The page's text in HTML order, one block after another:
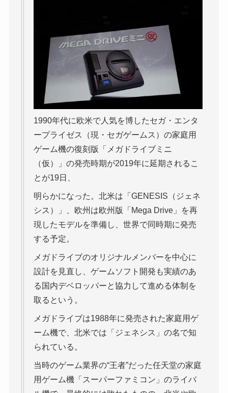
1990年代に欧米で人気を博したセガ・エンタ
ープライゼス（現・セガゲームス）の家庭用
ゲーム機の復刻版「メガドライブミニ
（仮）」の発売時期が2019年に延期されるこ
とが19日、
明らかになった。北米は「GENESIS（ジェネ
シス）」、欧州は欧州版「Mega Drive」を再
現したモデルを準備し、世界で同時期に発売
する予定。
メガドライブのオリジナルメンバーを中心に
設計を見直し、ゲームソフト開発も実績のあ
る国内デベロッパーと協力して進める体制を
取るという。
メガドライブは1988年に発売された家庭用ゲ
ーム機で、北米では「ジェネシス」の名で知
られている。
当時のゲーム業界の“王者”だった任天堂の家庭
用ゲーム機「スーパーファミコン」のライバ